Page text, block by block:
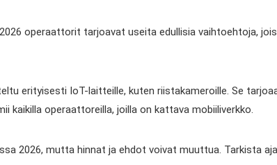
operaattorit tarjoavat useita edullisia vaihtoehtoja,
erityisesti IoT-laitteille, kuten riistakameroille. Se
kaikilla operaattoreilla, joilla on kattava mobiiliverkko.
2026, mutta hinnat ja ehdot voivat muuttua. Tarkista